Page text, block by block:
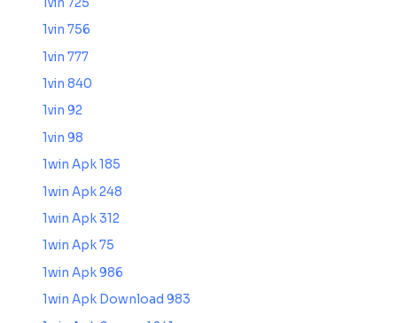
1vin 756
1vin 777
1vin 840
1vin 92
1vin 98
1win Apk 185
1win Apk 248
1win Apk 312
1win Apk 75
1win Apk 986
1win Apk Download 983